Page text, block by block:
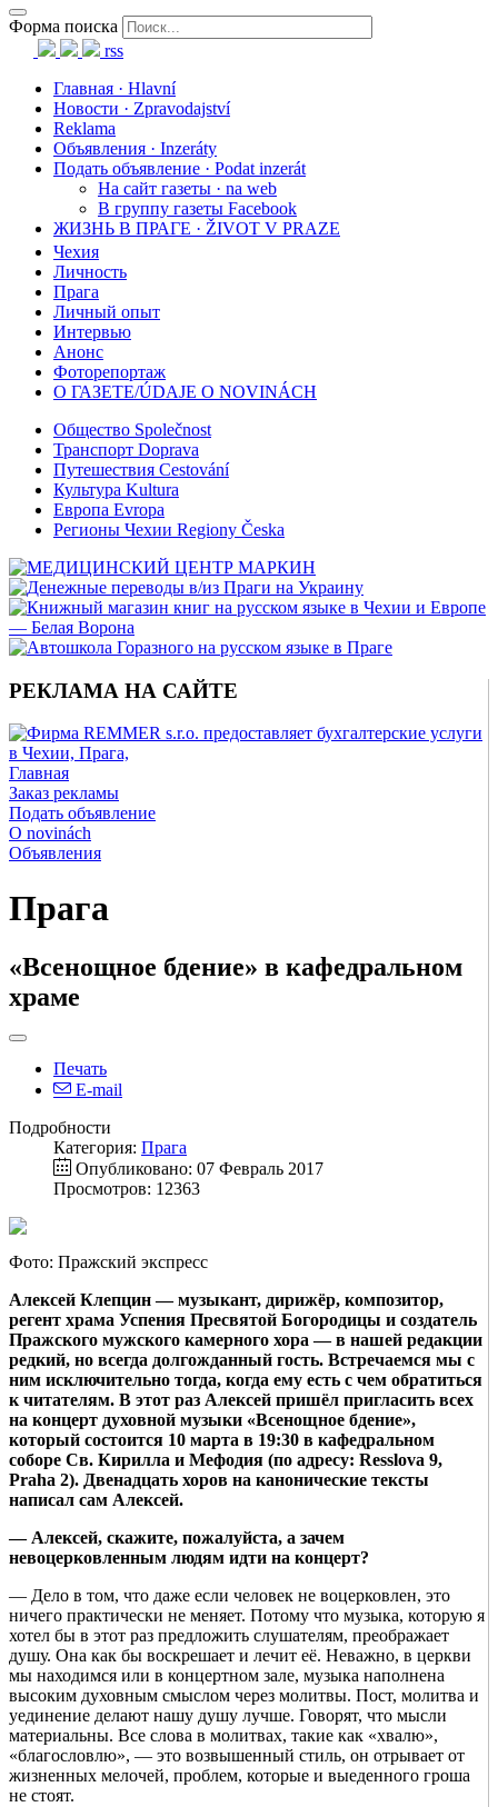
Форма поиска
rss
Главная · Hlavní
Новости · Zpravodajství
Reklama
Объявления · Inzeráty
Подать объявление · Podat inzerát
На сайт газеты · na web
В группу газеты Facebook
ЖИЗНЬ В ПРАГЕ · ŽIVOT V PRAZE
Чехия
Личность
Прага
Личный опыт
Интервью
Анонс
Фоторепортаж
О ГАЗЕТЕ/ÚDAJE O NOVINÁCH
Общество Společnost
Транспорт Doprava
Путешествия Cestování
Культура Kultura
Европа Evropa
Регионы Чехии Regiony Česka
РЕКЛАМА НА САЙТЕ
Главная
Заказ рекламы
Подать объявление
O novinách
Объявления
Прага
«Всенощное бдение» в кафедральном
храме
Печать
E-mail
Подробности
Категория: Прага
Опубликовано: 07 Февраль 2017
Просмотров: 12363
Фото: Пражский экспресс
Алексей Клепцин — музыкант, дирижёр, композитор,
регент храма Успения Пресвятой Богородицы и создатель
Пражского мужского камерного хора — в нашей редакции
редкий, но всегда долгожданный гость. Встречаемся мы с
ним исключительно тогда, когда ему есть с чем обратиться
к читателям. В этот раз Алексей пришёл пригласить всех
на концерт духовной музыки «Всенощное бдение»,
который состоится 10 марта в 19:30 в кафедральном
соборе Св. Кирилла и Мефодия (по адресу: Resslova 9,
Praha 2). Двенадцать хоров на канонические тексты
написал сам Алексей.
— Алексей, скажите, пожалуйста, а зачем
невоцерковленным людям идти на концерт?
— Дело в том, что даже если человек не воцерковлен, это
ничего практически не меняет. Потому что музыка, которую я
хотел бы в этот раз предложить слушателям, преображает
душу. Она как бы воскрешает и лечит её. Неважно, в церкви
мы находимся или в концертном зале, музыка наполнена
высоким духовным смыслом через молитвы. Пост, молитва и
уединение делают нашу душу лучше. Говорят, что мысли
материальны. Все слова в молитвах, такие как «хвалю»,
«благословлю», — это возвышенный стиль, он отрывает от
жизненных мелочей, проблем, которые и выеденного гроша
не стоят.